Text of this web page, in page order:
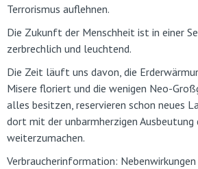
Terrorismus auflehnen.
Die Zukunft der Menschheit ist in einer
zerbrechlich und leuchtend.
Die Zeit läuft uns davon, die
Misere floriert und die wenigen Neo-
alles besitzen, reservieren schon neues
dort mit der unbarmherzigen
weiterzumachen.
Verbraucherinformation: Nebenwirkungen